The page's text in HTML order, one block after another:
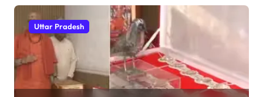
Uttar Pradesh